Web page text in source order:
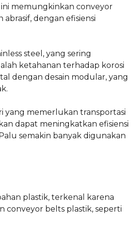
memungkinkan conveyor
dengan efisiensi
steel, yang sering
ketahanan terhadap korosi
dengan desain modular, yang
yang memerlukan transportasi
dapat meningkatkan efisiensi
semakin banyak digunakan
plastik, terkenal karena
conveyor belts plastik, seperti